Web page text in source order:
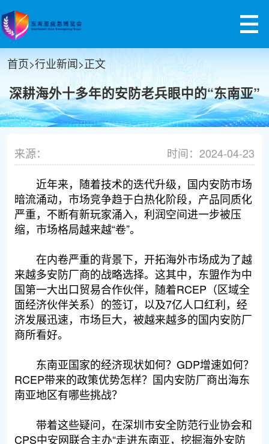
首页>行业新闻>正文
深耕海外十多年的安防老兵眼中的“东南亚”
来源：
时间：2024-04-23
近年来，随着技术的迭代升级，国内安防市场
暗流涌动，市场竞争趋于白热化阶段，产品同质化
严重，不断有新玩家涌入，利润空间进一步被压
缩，市场格局越来越“卷”。
在内卷严重的背景下，开拓海外市场成为了越
来越多安防厂商的战略选择。这其中，东盟作为中
国第一大出口贸易合作伙伴，随着RCEP（区域全
面经济伙伴关系）的签订，以及7亿人口红利，经
济发展迅速，市场巨大，被越来越多的国内安防厂
商所看好。
东南亚国家的经济现状如何？GDP增速如何？
RCEP带来的政策优势怎样？国内安防厂商出海东
南亚地区有哪些挑战？
带着这些疑问，在深圳市安全防范行业协会和
CPS中安网联合主办“走进东南亚，挖掘海外安防